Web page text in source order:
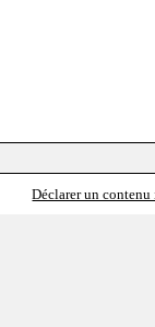
Déclarer un